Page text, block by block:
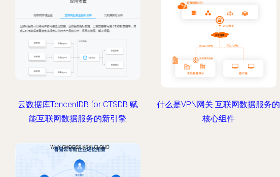
云数据库TencentDB for CTSDB 赋
能互联网数据服务的新引擎
什么是VPN网关 互联网数据服务的
核心组件